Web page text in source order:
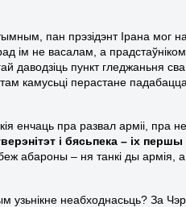
пан прэзідэнт Ірана мог
ім не васалам, а
даводзіць пункт гледжаньня
камусьці перастане
пра развал арміі, пра
і бясьпека – іх
абароны – ня танкі ды армія,
узьнікне неабходнасьць? За